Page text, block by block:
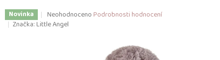
Novinka
Průměrné
hodnocení
NeohodnocenoPodrobnosti hodnocení
Značka:Little Angel